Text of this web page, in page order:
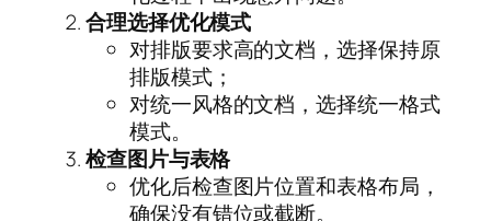
合理选择优化模式
对排版要求高的文档，选择保持原
排版模式；
对统一风格的文档，选择统一格式
模式。
检查图片与表格
优化后检查图片位置和表格布局，
确保没有错位或截断。